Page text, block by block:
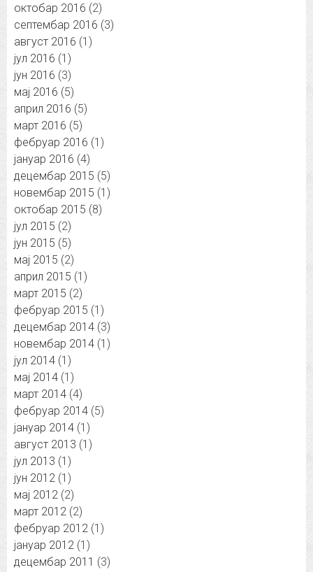
октобар 2016 (2)
септембар 2016 (3)
август 2016 (1)
јул 2016 (1)
јун 2016 (3)
мај 2016 (5)
април 2016 (5)
март 2016 (5)
фебруар 2016 (1)
јануар 2016 (4)
децембар 2015 (5)
новембар 2015 (1)
октобар 2015 (8)
јул 2015 (2)
јун 2015 (5)
мај 2015 (2)
април 2015 (1)
март 2015 (2)
фебруар 2015 (1)
децембар 2014 (3)
новембар 2014 (1)
јул 2014 (1)
мај 2014 (1)
март 2014 (4)
фебруар 2014 (5)
јануар 2014 (1)
август 2013 (1)
јул 2013 (1)
јун 2012 (1)
мај 2012 (2)
март 2012 (2)
фебруар 2012 (1)
јануар 2012 (1)
децембар 2011 (3)